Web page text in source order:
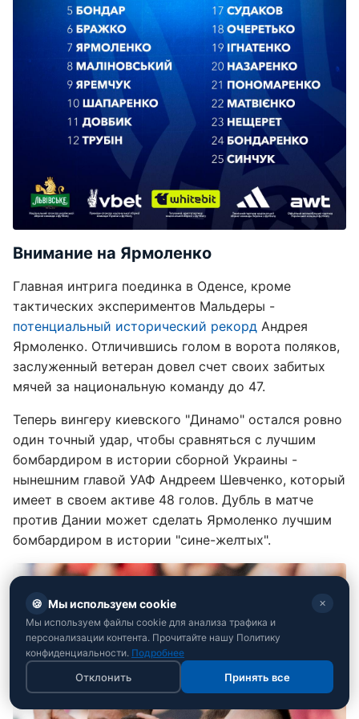
Внимание на Ярмоленко
Главная интрига поединка в Оденсе, кроме
тактических экспериментов Мальдеры -
потенциальный исторический рекорд Андрея
Ярмоленко. Отличившись голом в ворота поляков,
заслуженный ветеран довел счет своих забитых
мячей за национальную команду до 47.
Теперь вингеру киевского "Динамо" остался ровно
один точный удар, чтобы сравняться с лучшим
бомбардиром в истории сборной Украины -
нынешним главой УАФ Андреем Шевченко, который
имеет в своем активе 48 голов. Дубль в матче
против Дании может сделать Ярмоленко лучшим
бомбардиром в истории "сине-желтых".
🍪 Мы используем cookie ✕
Мы используем файлы cookie для анализа трафика и
персонализации контента. Прочитайте нашу Политику
конфиденциальности. Подробнее
Отклонить Принять все